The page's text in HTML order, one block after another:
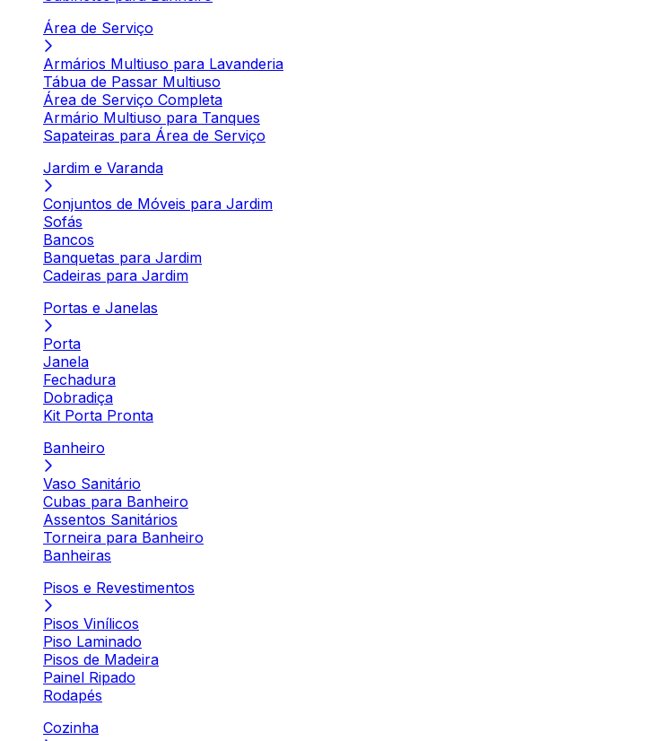
Área de Serviço
Armários Multiuso para Lavanderia
Tábua de Passar Multiuso
Área de Serviço Completa
Armário Multiuso para Tanques
Sapateiras para Área de Serviço
Jardim e Varanda
Conjuntos de Móveis para Jardim
Sofás
Bancos
Banquetas para Jardim
Cadeiras para Jardim
Portas e Janelas
Porta
Janela
Fechadura
Dobradiça
Kit Porta Pronta
Banheiro
Vaso Sanitário
Cubas para Banheiro
Assentos Sanitários
Torneira para Banheiro
Banheiras
Pisos e Revestimentos
Pisos Vinílicos
Piso Laminado
Pisos de Madeira
Painel Ripado
Rodapés
Cozinha